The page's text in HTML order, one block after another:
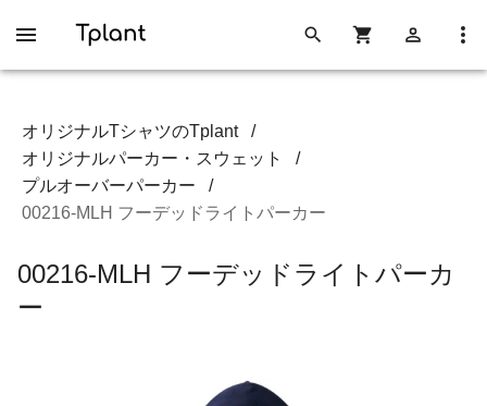
オリジナルTシャツのTplant
/
オリジナルパーカー・スウェット
/
プルオーバーパーカー
/
00216-MLH フーデッドライトパーカー
00216-MLH フーデッドライトパーカ
ー